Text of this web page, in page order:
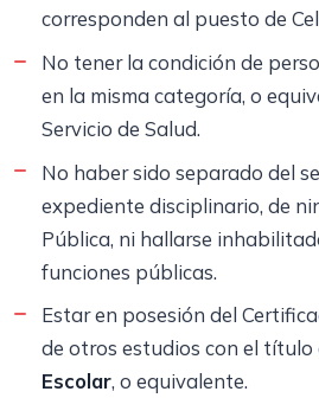
corresponden al puesto de
No tener la condición de
en la misma categoría, o
Servicio de Salud.
No haber sido separado del
expediente disciplinario, de
Pública, ni hallarse
funciones públicas.
Estar en posesión del
de otros estudios con el título
Escolar, o equivalente.